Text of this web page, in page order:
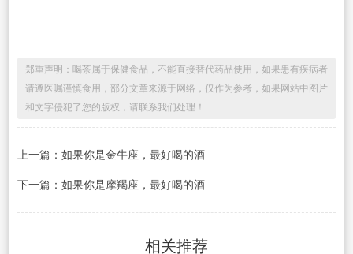
郑重声明：喝茶属于保健食品，不能直接替代药品使用，如果患有疾病者
请遵医嘱谨慎食用，部分文章来源于网络，仅作为参考，如果网站中图片
和文字侵犯了您的版权，请联系我们处理！
上一篇：如果你是金牛座，最好喝的酒
下一篇：如果你是摩羯座，最好喝的酒
相关推荐